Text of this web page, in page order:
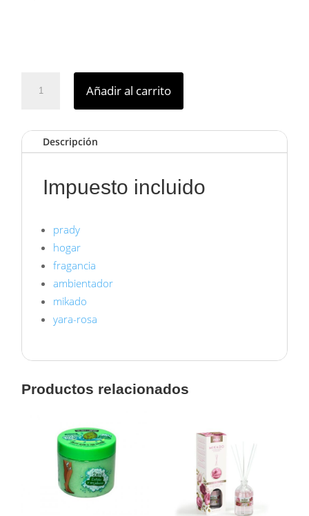
Mikado
Prady
100
Añadir al carrito
Descripción
Impuesto incluido
prady
hogar
fragancia
ambientador
mikado
yara-rosa
Productos relacionados